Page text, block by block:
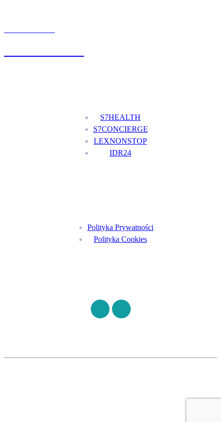
S7HEALTH
S7CONCIERGE
LEXNONSTOP
IDR24
Polityka Prywatności
Polityka Cookies